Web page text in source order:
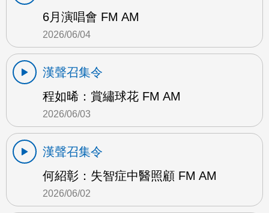
6月演唱會 FM AM
2026/06/04
漢聲召集令
程如晞：賞繡球花 FM AM
2026/06/03
漢聲召集令
何紹彰：失智症中醫照顧 FM AM
2026/06/02